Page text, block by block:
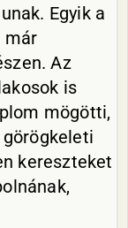
Egyik a
már
Az
is
mögötti,
kereszteket